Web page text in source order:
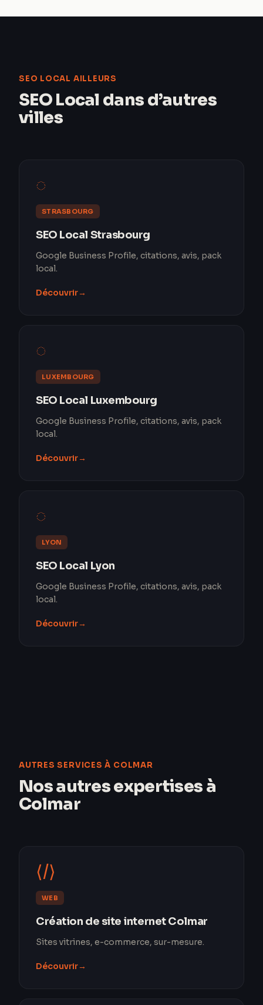
SEO LOCAL AILLEURS
SEO Local dans d’autres
villes
◌
STRASBOURG
SEO Local Strasbourg
Google Business Profile, citations, avis, pack
local.
Découvrir→
◌
LUXEMBOURG
SEO Local Luxembourg
Google Business Profile, citations, avis, pack
local.
Découvrir→
◌
LYON
SEO Local Lyon
Google Business Profile, citations, avis, pack
local.
Découvrir→
AUTRES SERVICES À COLMAR
Nos autres expertises à
Colmar
⟨/⟩
WEB
Création de site internet Colmar
Sites vitrines, e-commerce, sur-mesure.
Découvrir→